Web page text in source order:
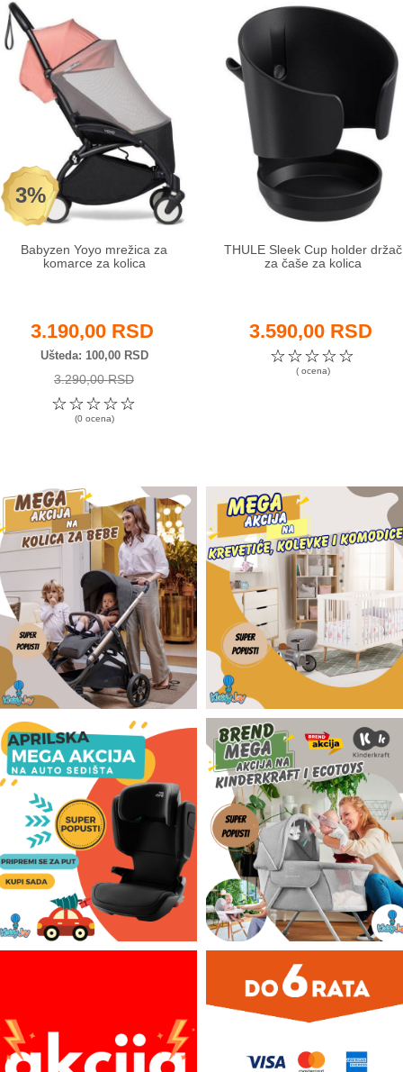
3%
Babyzen Yoyo mrežica za
komarce za kolica
3.190,00 RSD
Ušteda 100,00 RSD
3.290,00 RSD
☆
☆
☆
☆
☆
(0 ocena)
THULE Sleek Cup holder držač
za čaše za kolica
3.590,00 RSD
☆
☆
☆
☆
☆
( ocena)